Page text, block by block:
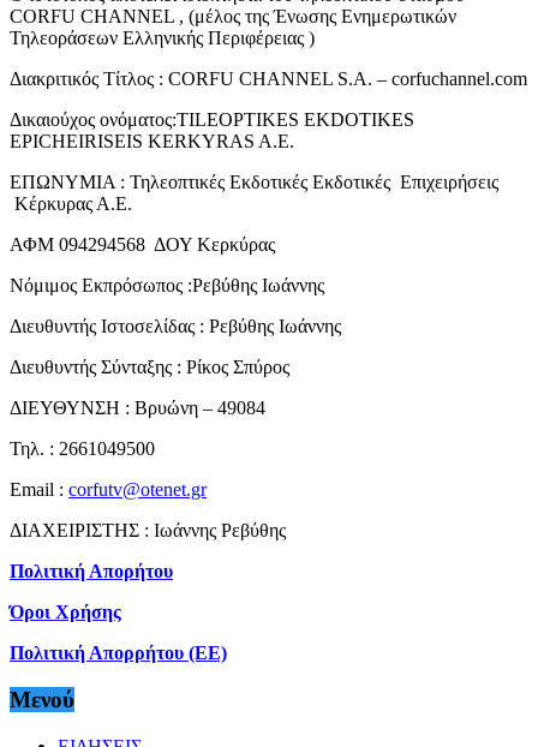
CORFU CHANNEL , (μέλος της Ένωσης Ενημερωτικών
Τηλεοράσεων Ελληνικής Περιφέρειας )
Διακριτικός Τίτλος : CORFU CHANNEL S.A. – corfuchannel.com
Δικαιούχος ονόματος:TILEOPTIKES EKDOTIKES
EPICHEIRISEIS KERKYRAS A.E.
ΕΠΩΝΥΜΙΑ : Τηλεοπτικές Εκδοτικές Εκδοτικές Επιχειρήσεις
Κέρκυρας Α.Ε.
ΑΦΜ 094294568 ΔΟΥ Κερκύρας
Νόμιμος Εκπρόσωπος :Ρεβύθης Ιωάννης
Διευθυντής Ιστοσελίδας : Ρεβύθης Ιωάννης
Διευθυντής Σύνταξης : Ρίκος Σπύρος
ΔΙΕΥΘΥΝΣΗ : Βρυώνη – 49084
Τηλ. : 2661049500
Email : corfutv@otenet.gr
ΔΙΑΧΕΙΡΙΣΤΗΣ : Ιωάννης Ρεβύθης
Πολιτική Απορήτου
Όροι Χρήσης
Πολιτική Απορρήτου (ΕΕ)
Μενού